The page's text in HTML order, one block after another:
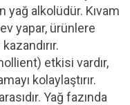
yağ alkolüdür. Kıvam
yapar, ürünlere
etkisi vardır,
kolaylaştırır.
Yağ fazında